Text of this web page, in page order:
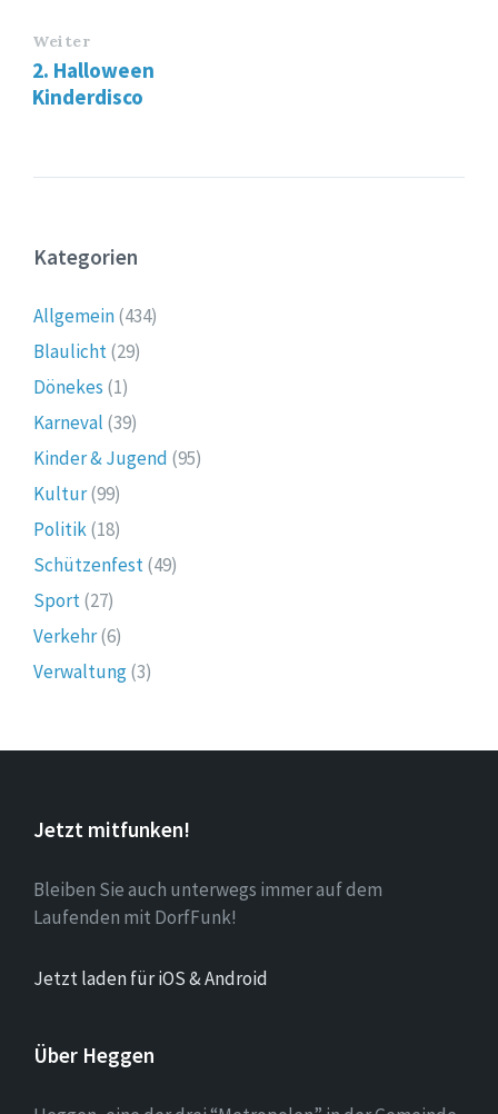
Weiter
2. Halloween
Kinderdisco
Kategorien
Allgemein(434)
Blaulicht(29)
Dönekes (1)
Karneval (39)
Kinder & Jugend (95)
Kultur(99)
Politik(18)
Schützenfest(49)
Sport(27)
Verkehr(6)
Verwaltung(3)
Jetzt mitfunken!
Bleiben Sie auch unterwegs immer auf dem
Laufenden mit DorfFunk!
Jetzt laden für iOS & Android
Über Heggen